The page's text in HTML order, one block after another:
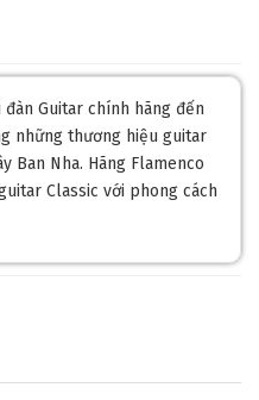
Guitar chính hãng đến
những thương hiệu guitar
Ban Nha. Hãng Flamenco
Classic với phong cách